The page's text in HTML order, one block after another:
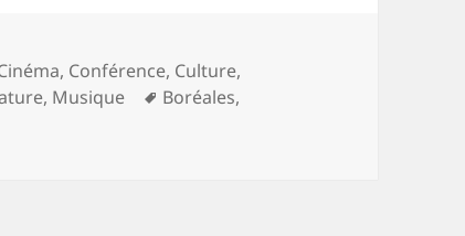
, Conférence, Culture,
, Musique
Mots-
Boréales,